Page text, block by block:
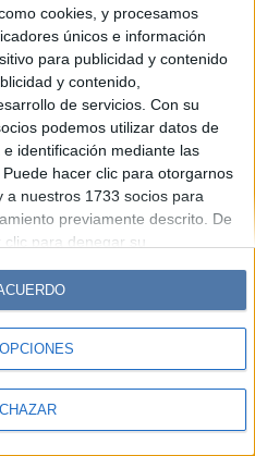
cookies, y procesamos
únicos e información
para publicidad y contenido
y contenido,
de servicios. Con su
podemos utilizar datos de
identificación mediante las
hacer clic para otorgarnos
a nuestros 1733 socios para
previamente descrito. De
para denegar su
de otorgar su consentimiento.
de sus datos
su consentimiento, pero usted
procesamiento. Sus
en cualquier
los derechos reservados
Nro. 5346433